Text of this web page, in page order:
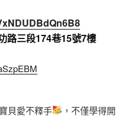
路三段174巷15號7樓
貝愛不釋手
，不僅學得開